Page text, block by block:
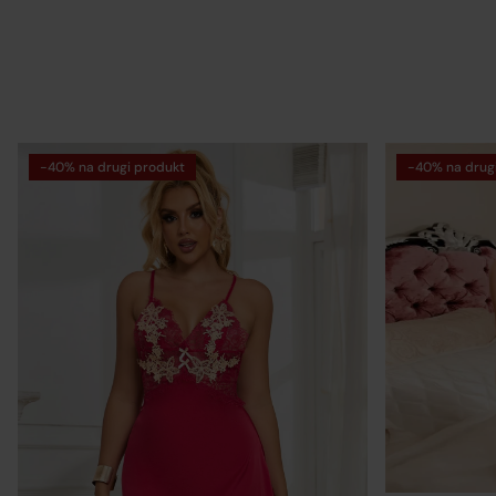
-40% na drugi produkt -40% na